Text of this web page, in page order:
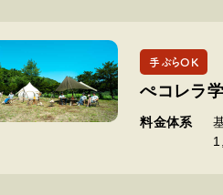
手ぶらOK
ぺコレラ
料金体系